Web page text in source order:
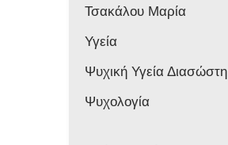
Τσακάλου Μαρία
Υγεία
Ψυχική Υγεία Διασώστη
Ψυχολογία